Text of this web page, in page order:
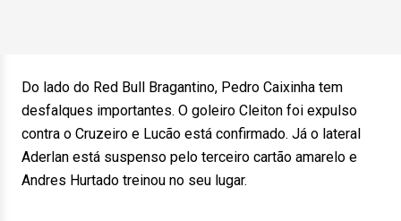
Do lado do Red Bull Bragantino, Pedro Caixinha tem
desfalques importantes. O goleiro Cleiton foi expulso
contra o Cruzeiro e Lucão está confirmado. Já o lateral
Aderlan está suspenso pelo terceiro cartão amarelo e
Andres Hurtado treinou no seu lugar.